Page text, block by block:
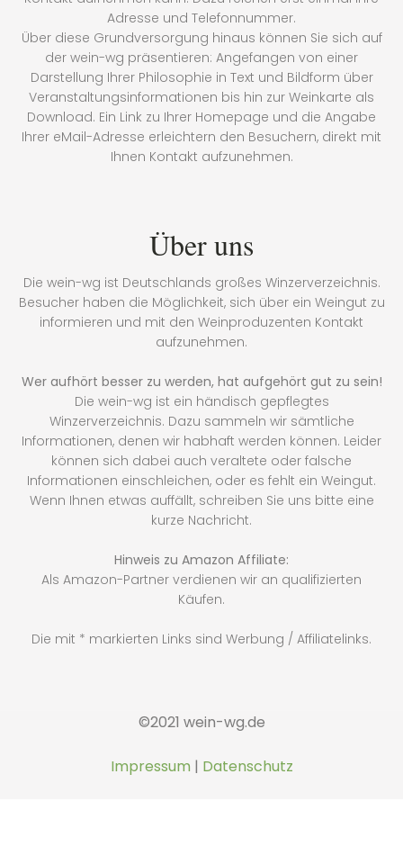
Adresse und Telefonnummer.
Über diese Grundversorgung hinaus können Sie sich auf
der wein-wg präsentieren: Angefangen von einer
Darstellung Ihrer Philosophie in Text und Bildform über
Veranstaltungsinformationen bis hin zur Weinkarte als
Download. Ein Link zu Ihrer Homepage und die Angabe
Ihrer eMail-Adresse erleichtern den Besuchern, direkt mit
Ihnen Kontakt aufzunehmen.
Über uns
Die wein-wg ist Deutschlands großes Winzerverzeichnis.
Besucher haben die Möglichkeit, sich über ein Weingut zu
informieren und mit den Weinproduzenten Kontakt
aufzunehmen.
Wer aufhört besser zu werden, hat aufgehört gut zu sein!
Die wein-wg ist ein händisch gepflegtes
Winzerverzeichnis. Dazu sammeln wir sämtliche
Informationen, denen wir habhaft werden können. Leider
können sich dabei auch veraltete oder falsche
Informationen einschleichen, oder es fehlt ein Weingut.
Wenn Ihnen etwas auffällt, schreiben Sie uns bitte eine
kurze Nachricht.
Hinweis zu Amazon Affiliate:
Als Amazon-Partner verdienen wir an qualifizierten
Käufen.
Die mit * markierten Links sind Werbung / Affiliatelinks.
©2021 wein-wg.de
Impressum | Datenschutz